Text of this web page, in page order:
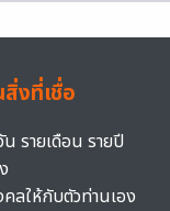
งที่เชื่อ
รายเดือน รายปี
ลให้กับตัวท่านเอง